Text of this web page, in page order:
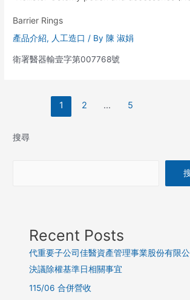
Barrier Rings
產品介紹, 人工造口 / By陳 淑娟
衛署醫器輸壹字第007768號
1 2 ... 5
搜尋
Recent Posts
代重要子公司佳醫資產管理事業股份有限
決議除權基準日相關事宜
115/06 合併營收